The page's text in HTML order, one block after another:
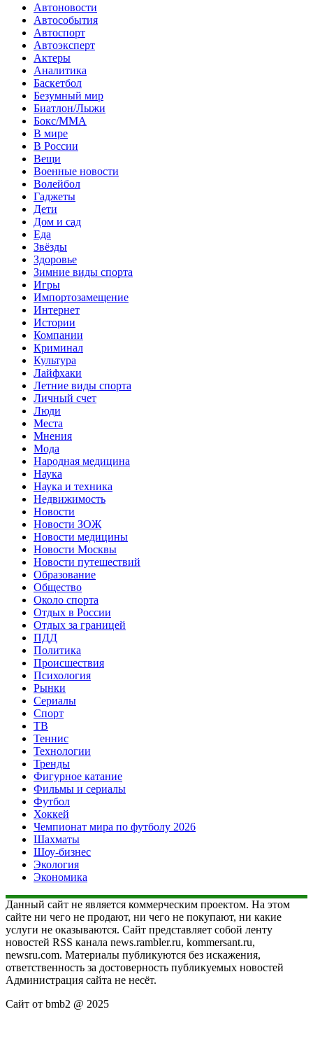
Автоновости
Автособытия
Автоспорт
Автоэксперт
Актеры
Аналитика
Баскетбол
Безумный мир
Биатлон/Лыжи
Бокс/MMA
В мире
В России
Вещи
Военные новости
Волейбол
Гаджеты
Дети
Дом и сад
Еда
Звёзды
Здоровье
Зимние виды спорта
Игры
Импортозамещение
Интернет
Истории
Компании
Криминал
Культура
Лайфхаки
Летние виды спорта
Личный счет
Люди
Места
Мнения
Мода
Народная медицина
Наука
Наука и техника
Недвижимость
Новости
Новости ЗОЖ
Новости медицины
Новости Москвы
Новости путешествий
Образование
Общество
Около спорта
Отдых в России
Отдых за границей
ПДД
Политика
Происшествия
Психология
Рынки
Сериалы
Спорт
ТВ
Теннис
Технологии
Тренды
Фигурное катание
Фильмы и сериалы
Футбол
Хоккей
Чемпионат мира по футболу 2026
Шахматы
Шоу-бизнес
Экология
Экономика
Данный сайт не является коммерческим проектом. На этом
сайте ни чего не продают, ни чего не покупают, ни какие
услуги не оказываются. Сайт представляет собой ленту
новостей RSS канала news.rambler.ru, kommersant.ru,
newsru.com. Материалы публикуются без искажения,
ответственность за достоверность публикуемых новостей
Администрация сайта не несёт.
Сайт от bmb2 @ 2025